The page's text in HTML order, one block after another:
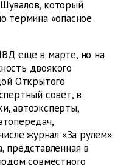
который
термина «опасное
еще в марте, но на
двоякого
Открытого
совет, в
автоэксперты,
журнал «За рулем».
представленная в
совместного